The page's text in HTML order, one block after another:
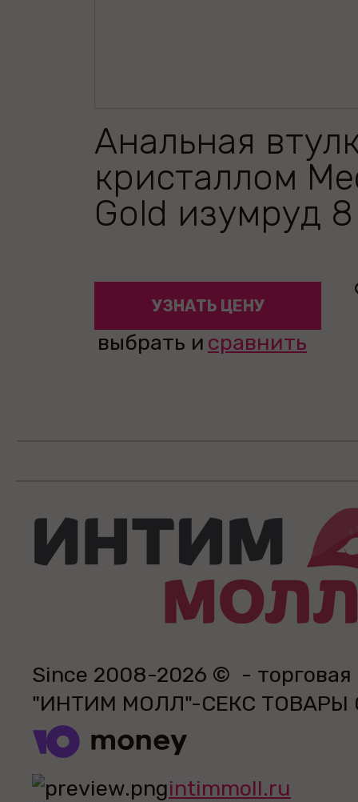
Анальная
кристаллом
Gold изумруд
УЗНАТЬ ЦЕНУ
выбрать и сравнить
Since 2008-2026 © - торговая
"ИНТИМ МОЛЛ"-СЕКС
intimmoll.ru